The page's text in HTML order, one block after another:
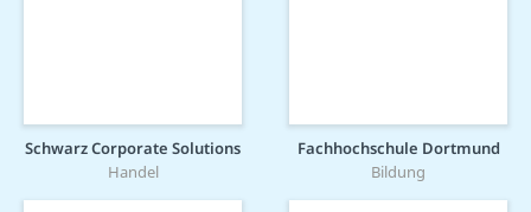
Schwarz Corporate Solutions
Handel
Fachhochschule Dortmund
Bildung